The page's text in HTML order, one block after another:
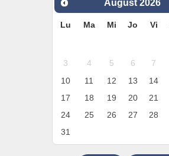
August 2026
Lu Ma Mi Jo Vi
3
4 5 6 7
10
11 12 13 14
17
18 19 20 21
24
25 26 27 28
31